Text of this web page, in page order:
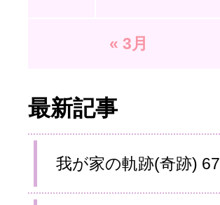
« 3月
最新記事
我が家の軌跡(奇跡) 67